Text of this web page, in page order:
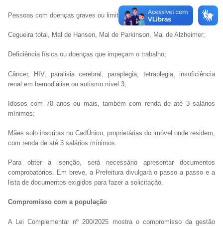
Pessoas com doenças graves ou limitações, como:
Cegueira total, Mal de Hansen, Mal de Parkinson, Mal de Alzheimer;
Deficiência física ou doenças que impeçam o trabalho;
Câncer, HIV, paralisia cerebral, paraplegia, tetraplegia, insuficiência
renal em hemodiálise ou autismo nível 3;
Idosos com 70 anos ou mais, também com renda de até 3 salários
mínimos;
Mães solo inscritas no CadÚnico, proprietárias do imóvel onde residem,
com renda de até 3 salários mínimos.
Para obter a isenção, será necessário apresentar documentos
comprobatórios. Em breve, a Prefeitura divulgará o passo a passo e a
lista de documentos exigidos para fazer a solicitação.
Compromisso com a população
A Lei Complementar nº 200/2025 mostra o compromisso da gestão